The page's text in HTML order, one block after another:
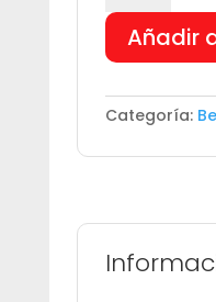
SABOR
DURAZNO
230ML
Añadir
Categoría: